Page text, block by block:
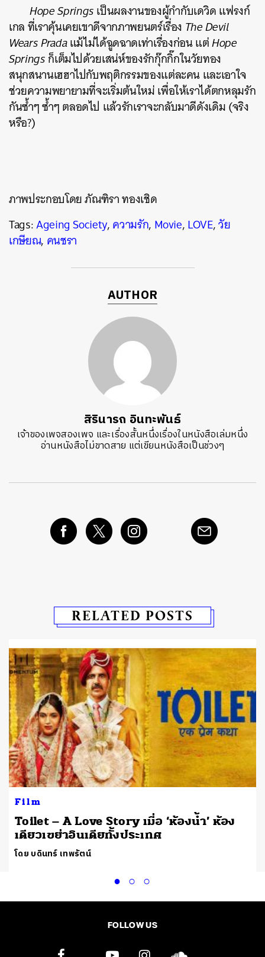
Hope Springsเป็นผลงานของผู้กำกับเดวิด แฟรงก์
เกล ที่เราคุ้นเคยเขาดีจากภาพยนตร์เรื่อง The Devil
Wears Pradaแม้ไม่ได้ฉูดฉาดเท่าเรื่องก่อน แต่Hope
Springsก็เต็มไปด้วยเสน่ห์ของรักกุ๊กกิ๊กในวัยทอง
สนุกสนานเฮฮาไปกับพฤติกรรมของแต่ละคน และเอาใจ
ช่วยความพยายามที่จะเริ่มต้นใหม่ เพื่อให้เราได้ตกหลุมรัก
กันซ้ำๆ ซ้ำๆ ตลอดไป แล้วรักเราจะกลับมาดีดังเดิม (จริง
หรือ?)
ภาพประกอบโดย ภัณฑิรา ทองเชิด
Tags:Ageing Society,ความรัก, Movie,LOVE,วัย
เกษียณ, คนชรา
AUTHOR
สิรินารถ อินทะพันธ์
เจ้าของเพจสองเพจ และเรื่องสั้นหนึ่งเรื่องในหนังสือเล่มหนึ่ง
อ่านหนังสือไม่ขาดสาย แต่เขียนหนังสือเป็นช่วงๆ
RELATED POSTS
Film
Toilet – A Love Story เมื่อ ‘ห้องน้ำ’ ห้อง
เดียวเขย่าอินเดียทั้งประเทศ
โดย บดินทร์ เทพรัตน์
FOLLOW US